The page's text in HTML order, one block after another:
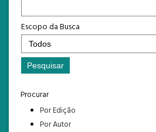
Escopo da Busca
Procurar
Por Edição
Por Autor